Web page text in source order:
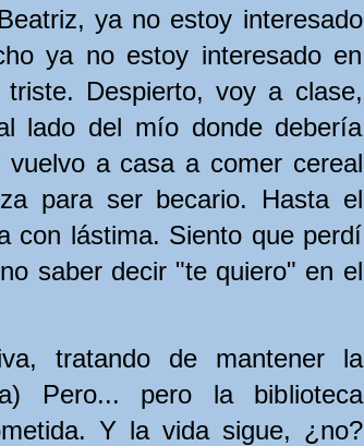
ya no estoy interesado
ya no estoy interesado en
Despierto, voy a clase,
lado del mío donde debería
a casa a comer cereal
para ser becario. Hasta el
con lástima. Siento que perdí
saber decir "te quiero" en el
tratando de mantener la
Pero... pero la biblioteca
Y la vida sigue, ¿no?